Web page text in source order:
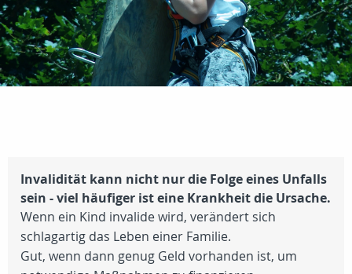
Invalidität kann nicht nur die Folge eines Unfalls
sein - viel häufiger ist eine Krankheit die Ursache.
Wenn ein Kind invalide wird, verändert sich
schlagartig das Leben einer Familie.
Gut, wenn dann genug Geld vorhanden ist, um